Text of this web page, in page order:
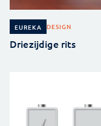
EUREKA DESIGN
Driezijdige rits